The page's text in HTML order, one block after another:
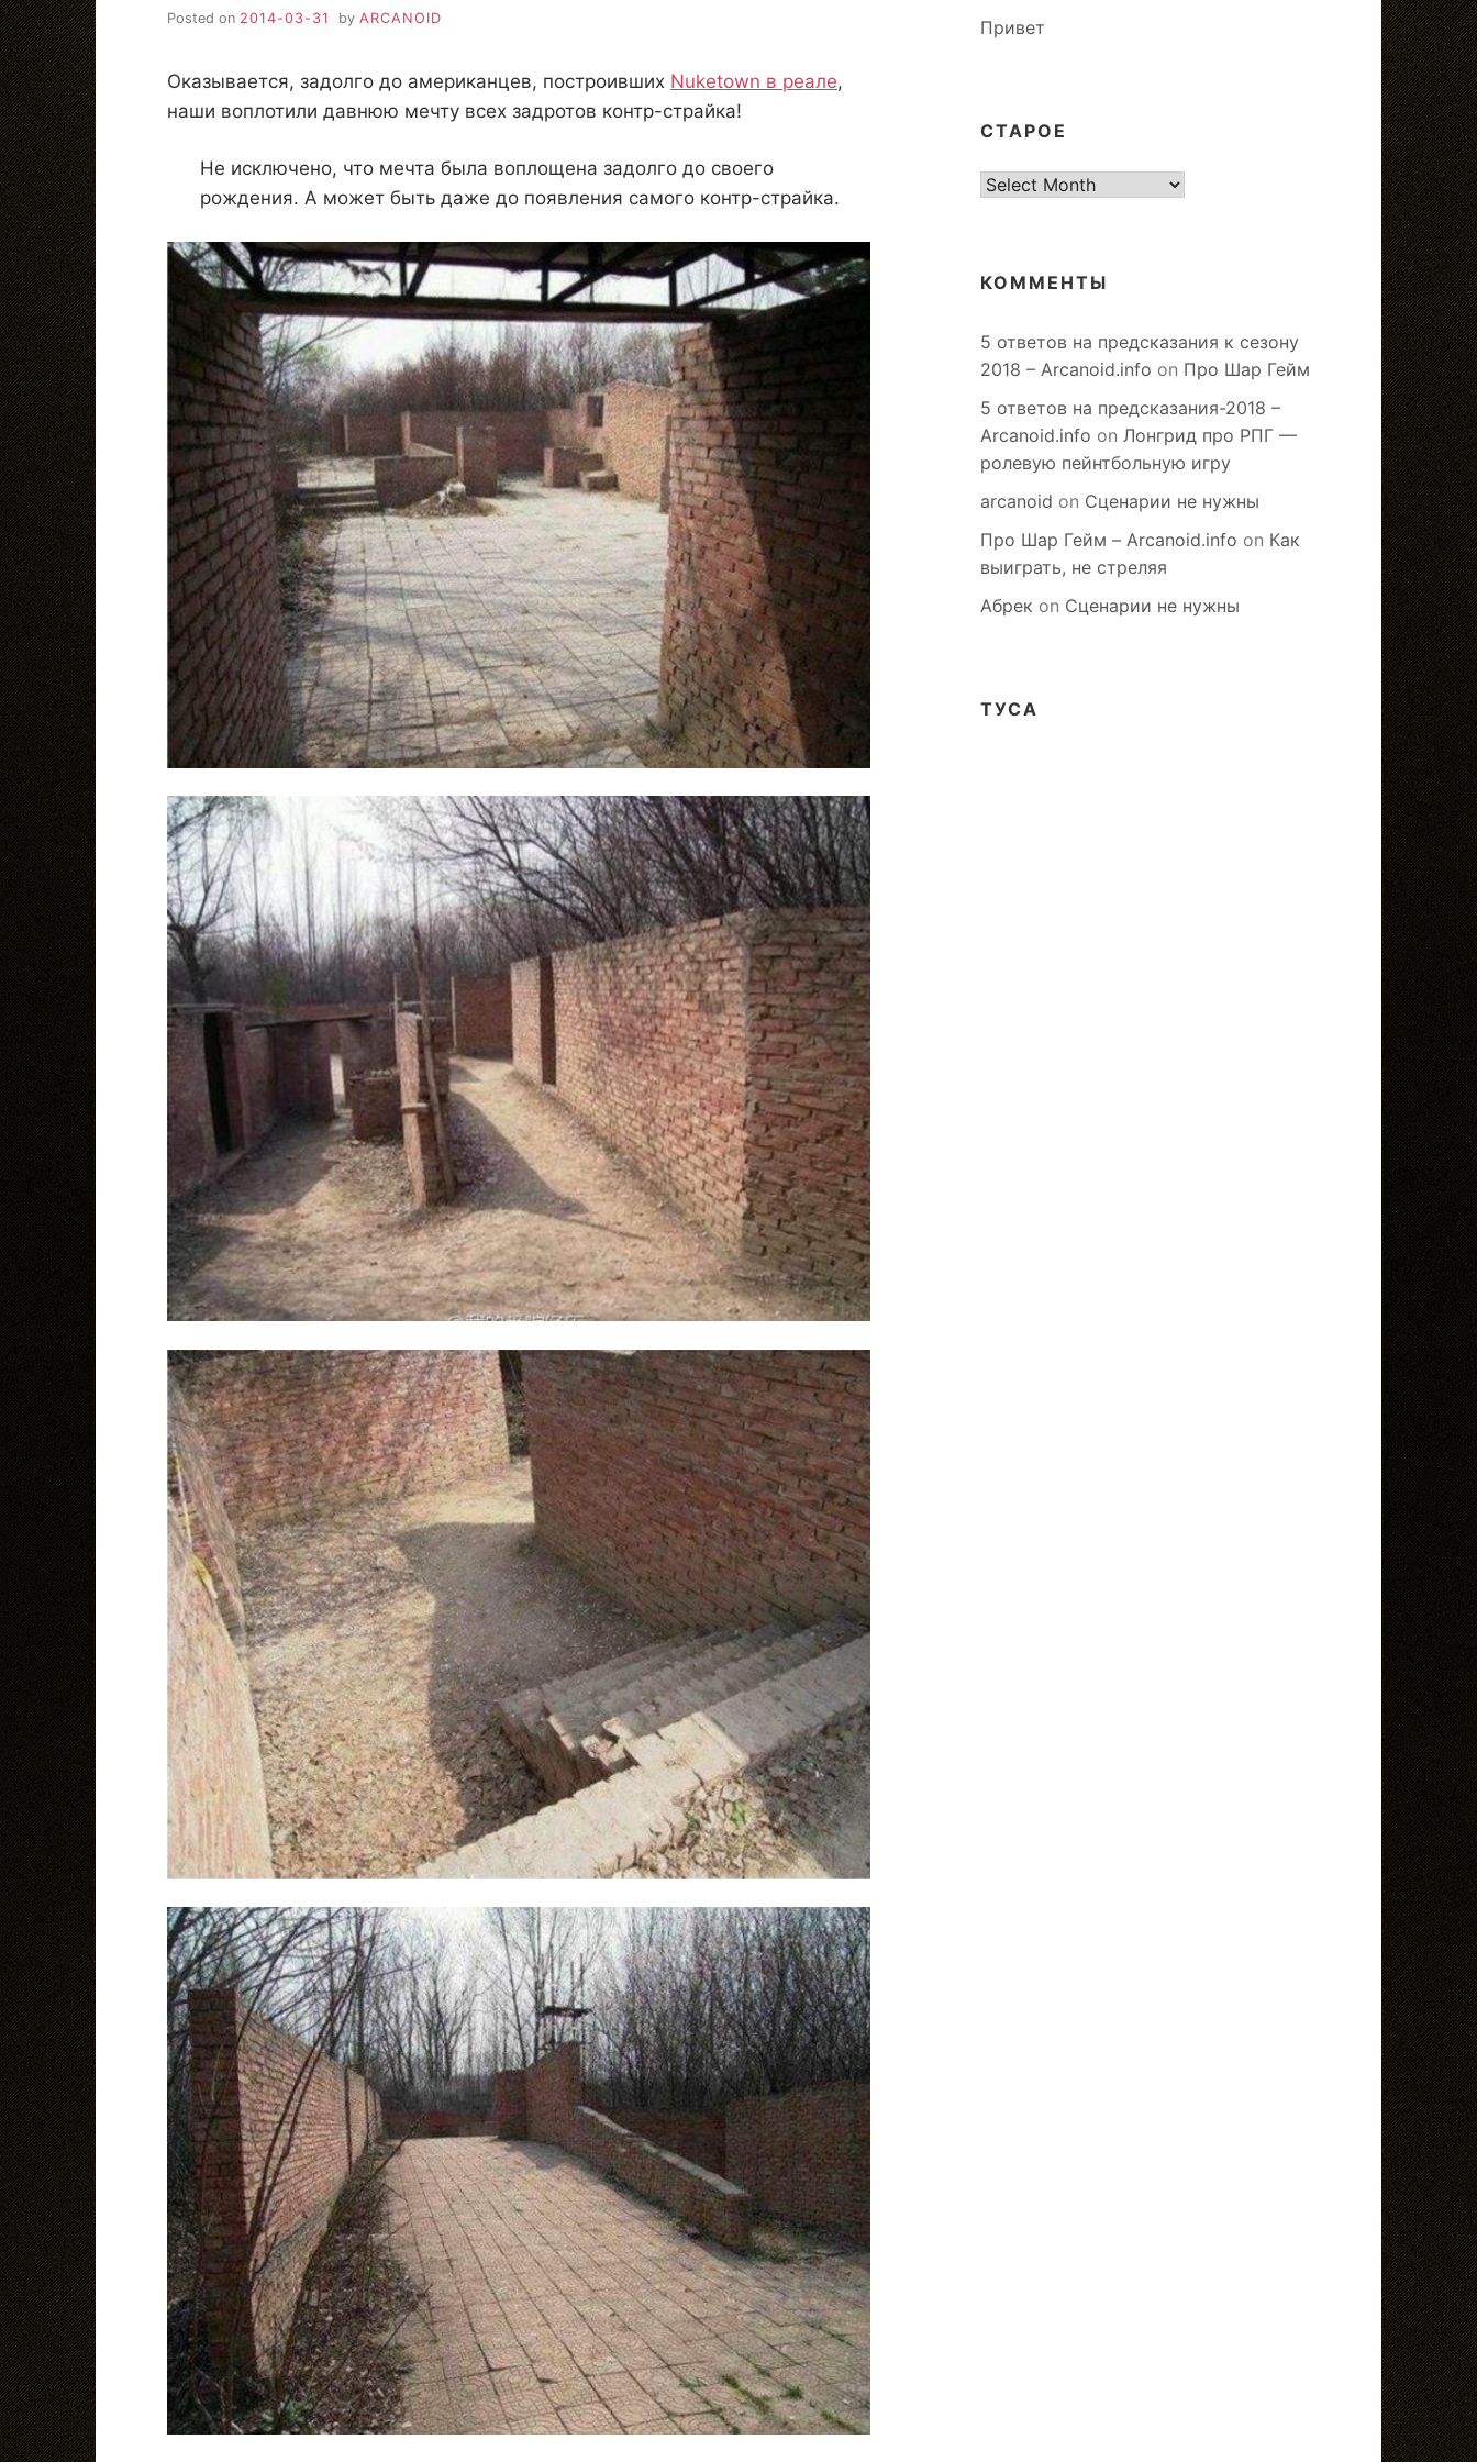
Posted on 2014-03-31 by ARCANOID
Оказывается, задолго до американцев, построивших Nuketown в реале,
наши воплотили давнюю мечту всех задротов контр-страйка!
Не исключено, что мечта была воплощена задолго до своего
рождения. А может быть даже до появления самого контр-страйка.
Привет
СТАРОЕ
старое
КОММЕНТЫ
5 ответов на предсказания к сезону
2018 – Arcanoid.info on Про Шар Гейм
5 ответов на предсказания-2018 –
Arcanoid.info on Лонгрид про РПГ —
ролевую пейнтбольную игру
arcanoid on Сценарии не нужны
Про Шар Гейм – Arcanoid.info on Как
выиграть, не стреляя
Абрек on Сценарии не нужны
ТУСА